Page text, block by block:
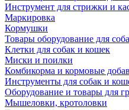
Инструмент для стрижки и
Маркировка
Кормушки
Товары оборудование для
Клетки для собак и кошек
Миски и поилки
Комбикорма и кормовые
Инструменты для собак и
Оборудование и товары для
Мышеловки, кротоловки